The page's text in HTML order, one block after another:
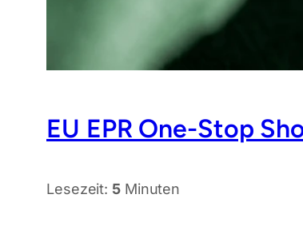
EU EPR One-Stop
Lesezeit: 5Minuten